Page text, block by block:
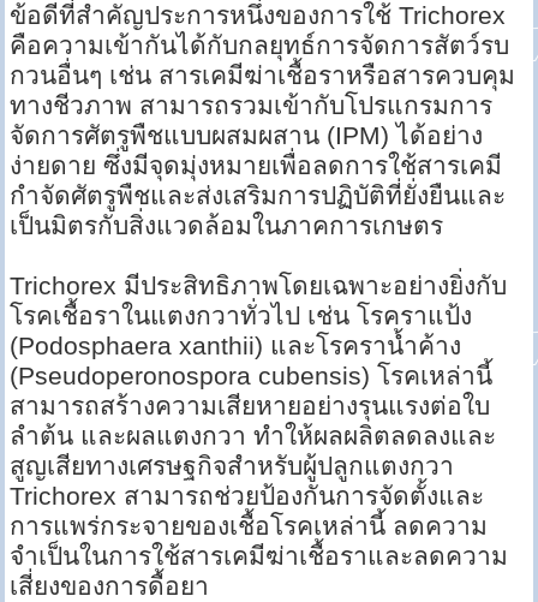
ข้อดีที่สำคัญประการหนึ่งของการใช้ Trichorex
คือความเข้ากันได้กับกลยุทธ์การจัดการสัตว์รบ
กวนอื่นๆ เช่น สารเคมีฆ่าเชื้อราหรือสารควบคุม
ทางชีวภาพ สามารถรวมเข้ากับโปรแกรมการ
จัดการศัตรูพืชแบบผสมผสาน (IPM) ได้อย่าง
ง่ายดาย ซึ่งมีจุดมุ่งหมายเพื่อลดการใช้สารเคมี
กำจัดศัตรูพืชและส่งเสริมการปฏิบัติที่ยั่งยืนและ
เป็นมิตรกับสิ่งแวดล้อมในภาคการเกษตร
Trichorex มีประสิทธิภาพโดยเฉพาะอย่างยิ่งกับ
โรคเชื้อราในแตงกวาทั่วไป เช่น โรคราแป้ง
(Podosphaera xanthii) และโรคราน้ำค้าง
(Pseudoperonospora cubensis) โรคเหล่านี้
สามารถสร้างความเสียหายอย่างรุนแรงต่อใบ
ลำต้น และผลแตงกวา ทำให้ผลผลิตลดลงและ
สูญเสียทางเศรษฐกิจสำหรับผู้ปลูกแตงกวา
Trichorex สามารถช่วยป้องกันการจัดตั้งและ
การแพร่กระจายของเชื้อโรคเหล่านี้ ลดความ
จำเป็นในการใช้สารเคมีฆ่าเชื้อราและลดความ
เสี่ยงของการดื้อยา